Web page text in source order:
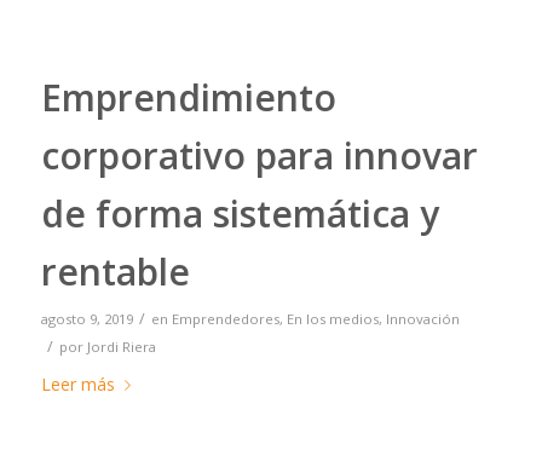
Emprendimiento
corporativo para innovar
de forma sistemática y
rentable
agosto 9, 2019 / en Emprendedores, En los medios, Innovación
/ por Jordi Riera
Leer más